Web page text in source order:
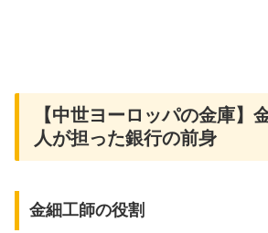
【中世ヨーロッパの金庫】
人が担った銀行の前身
金細工師の役割